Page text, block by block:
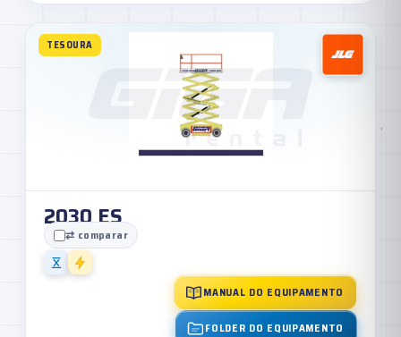
TESOURA
2030 ES
⇄ comparar
MANUAL DO EQUIPAMENTO
FOLDER DO EQUIPAMENTO